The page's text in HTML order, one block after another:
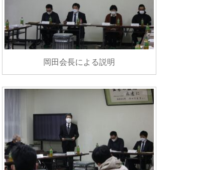
岡田会長による説明